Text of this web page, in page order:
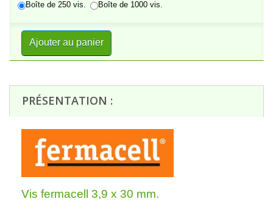
Boîte de 250 vis. Boîte de 1000 vis.
Ajouter au panier
PRÉSENTATION :
Vis fermacell 3,9 x 30 mm.